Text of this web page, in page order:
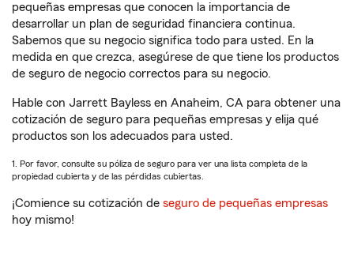
pequeñas empresas que conocen la importancia de
desarrollar un plan de seguridad financiera continua.
Sabemos que su negocio significa todo para usted. En la
medida en que crezca, asegúrese de que tiene los productos
de seguro de negocio correctos para su negocio.
Hable con Jarrett Bayless en Anaheim, CA para obtener una
cotización de seguro para pequeñas empresas y elija qué
productos son los adecuados para usted.
1. Por favor, consulte su póliza de seguro para ver una lista completa de la
propiedad cubierta y de las pérdidas cubiertas.
¡Comience su cotización de seguro de pequeñas empresas
hoy mismo!